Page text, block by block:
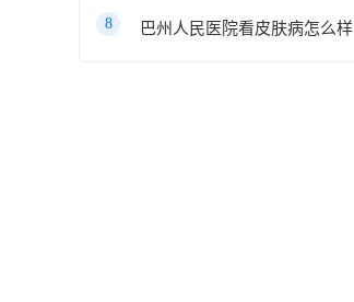
8 巴州人民医院看皮肤病怎么样